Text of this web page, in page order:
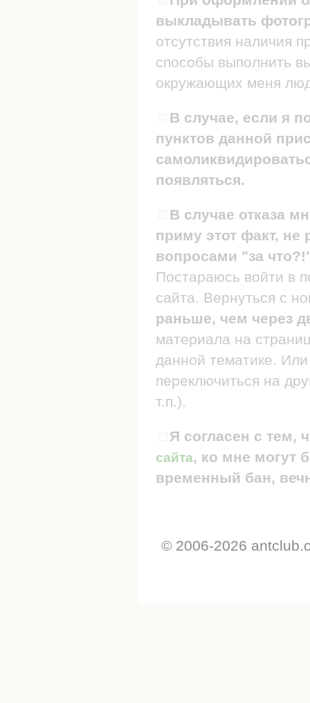
выкладывать
отсутствия наличия
способы выполнить
окружающих меня
В случае, если я
пунктов данной
появляться.
В случае отказа
приму этот факт, не
вопросами "за
Постараюсь войти в
сайта. Вернуться с
раньше, чем через
материала на
данной тематике.
переключиться на
т.п.).
Я согласен с тем,
сайта, ко мне могут
временный бан,
© 2006-2026